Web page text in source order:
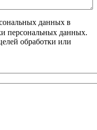
о текстовыхданных в
персональных данных.
обработки или